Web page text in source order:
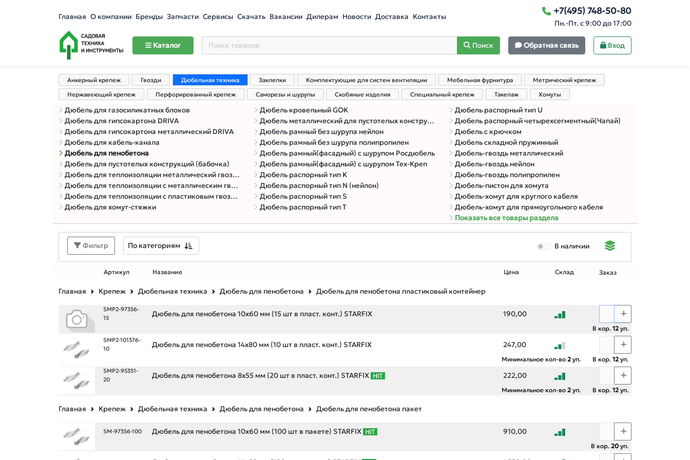
Главная О компании Бренды Запчасти Сервисы Скачать Вакансии Дилерам Новости Доставка Контакты +7(495) 748-50-80
Пн.-Пт. с 9:00 до 17:00
Каталог Поиск Обратная связь Вход
Анкерный крепеж Гвозди Дюбельная техника Заклепки Комплектующие для систем вентиляции Мебельная фурнитура
Метрический крепеж
Нержавеющий крепеж
Перфорированный крепеж Саморезы и шурупы Скобяные изделия Специальный крепеж Такелаж Хомуты
Дюбель для газосиликатных блоков
Дюбель для гипсокартона DRIVA
Дюбель для гипсокартона металлический DRIVA
Дюбель для кабель-канала
Дюбель для пенобетона
Дюбель для пустотелых конструкций (бабочка)
Дюбель для теплоизоляции металлический гвоздь с термоголовкой
Дюбель для теплоизоляции с металлическим гвоздем
Дюбель для теплоизоляции с пластиковым гвоздем
Дюбель для хомут-стяжки
Дюбель кровельный GOK
Дюбель металлический для пустотелых конструкций (Molly)
Дюбель рамный без шурупа нейлон
Дюбель рамный без шурупа полипропилен
Дюбель рамный(фасадный) с шурупом Росдюбель
Дюбель рамный(фасадный) с шурупом Тех-Креп
Дюбель распорный тип K
Дюбель распорный тип N (нейлон)
Дюбель распорный тип S
Дюбель распорный тип T
Дюбель распорный тип U
Дюбель распорный четырехсегментный(Чапай)
Дюбель с крючком
Дюбель складной пружинный
Дюбель-гвоздь металлический
Дюбель-гвоздь нейлон
Дюбель-гвоздь полипропилен
Дюбель-пистон для хомута
Дюбель-хомут для круглого кабеля
Дюбель-хомут для прямоугольного кабеля
Показать все товары раздела
Фильтр По категориям В наличии
Артикул Название Цена Склад Заказ
Главная Крепеж Дюбельная техника Дюбель для пенобетона Дюбель для пенобетона пластиковый контейнер
SMP2-97356-
15
Дюбель для пенобетона 10х60 мм (15 шт в пласт. конт.) STARFIX 190,00
В кор. 12 уп.
SMP2-101376-
10
Дюбель для пенобетона 14х80 мм (10 шт в пласт. конт.) STARFIX 247,00
Минимальное кол-во 2 уп. В кор. 12 уп.
SMP2-95351-
20
Дюбель для пенобетона 8х55 мм (20 шт в пласт. конт.) STARFIX 222,00
Минимальное кол-во 2 уп. В кор. 12 уп.
Главная Крепеж Дюбельная техника Дюбель для пенобетона Дюбель для пенобетона пакет
SM-97356-100 Дюбель для пенобетона 10х60 мм (100 шт в пакете) STARFIX 910,00
В кор. 20 уп.